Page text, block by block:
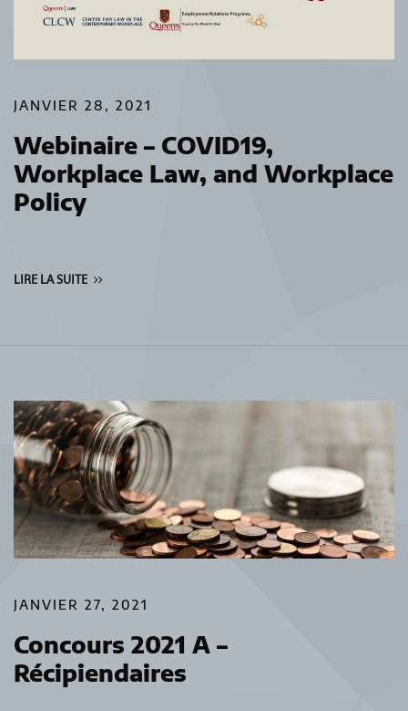
JANVIER 28, 2021
Webinaire – COVID19,
Workplace Law, and Workplace
Policy
LIRE LA SUITE
JANVIER 27, 2021
Concours 2021 A –
Récipiendaires